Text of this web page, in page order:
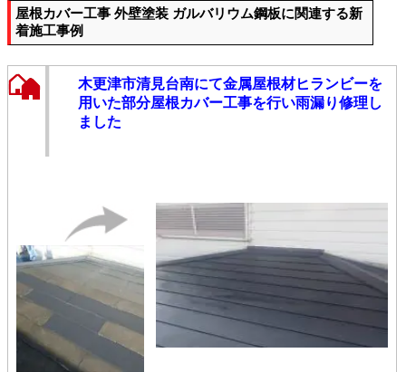
屋根カバー工事 外壁塗装 ガルバリウム鋼板に関連する新
着施工事例
木更津市清見台南にて金属屋根材ヒランビーを
用いた部分屋根カバー工事を行い雨漏り修理し
ました